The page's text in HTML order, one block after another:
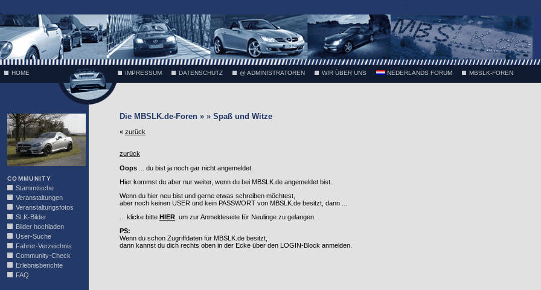
;
HOME IMPRESSUM DATENSCHUTZ @ ADMINISTRATOREN WIR ÜBER UNS NEDERLANDS FORUM MBSLK-FOREN
COMMUNITY
Stammtische
Veranstaltungen
Veranstaltungsfotos
SLK-Bilder
Bilder hochladen
User-Suche
Fahrer-Verzeichnis
Community-Check
Erlebnisberichte
FAQ
Die MBSLK.de-Foren » » Spaß und Witze
« zurück
zurück
Oops ... du bist ja noch gar nicht angemeldet.
Hier kommst du aber nur weiter, wenn du bei MBSLK.de angemeldet bist.
Wenn du hier neu bist und gerne etwas schreiben möchtest,
aber noch keinen USER und kein PASSWORT von MBSLK.de besitzt, dann ...
... klicke bitte HIER , um zur Anmeldeseite für Neulinge zu gelangen.
PS:
Wenn du schon Zugriffdaten für MBSLK.de besitzt,
dann kannst du dich rechts oben in der Ecke über den LOGIN-Block anmelden.